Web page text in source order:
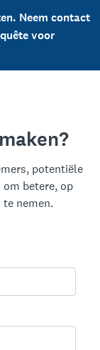
Neem contact
voor
potentiële
betere, op
te nemen.